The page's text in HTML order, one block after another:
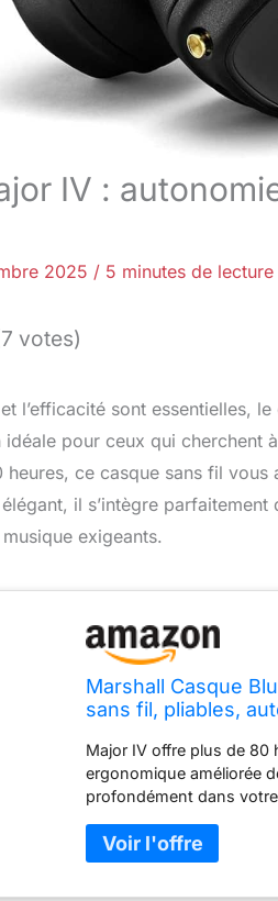
IV :
2025 / 5 minutes de lecture
votes)
l’efficacité sont essentielles,
pour ceux qui
ce casque sans fil
il s’intègre
exigeants.
Marshall Casque
sans fil, pliables,
Major IV offre plus de 80
ergonomique améliorée
profondément dans
fil à boucle avec
chargé sans fil. Il est